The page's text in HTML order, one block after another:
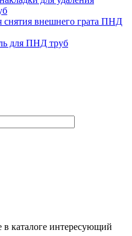
снятия внешнего грата ПНД
для ПНД труб
в каталоге интересующий